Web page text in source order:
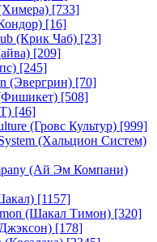
[733]
[16]
(Крик Чаб) [23]
[209]
[245]
(Эвергрин) [70]
[508]
[46]
(Гровс Культур) [999]
(Хальцион Систем)
(Ай Эм Компани)
[1157]
(Шакал Тимон) [320]
[178]